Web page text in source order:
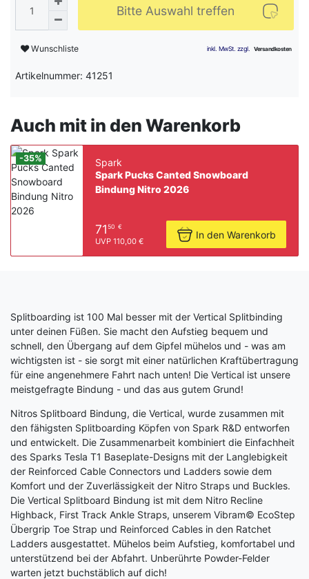
Bitte Auswahl treffen
Wunschliste
Artikelnummer: 41251
Auch mit in den Warenkorb
Spark
Spark Pucks Canted Snowboard
Bindung Nitro 2026
71 50 €
UVP 110,00 €
In den Warenkorb
-35%
Splitboarding ist 100 Mal besser mit der Vertical Splitbinding
unter deinen Füßen. Sie macht den Aufstieg bequem und
schnell, den Übergang auf dem Gipfel mühelos und - was am
wichtigsten ist - sie sorgt mit einer natürlichen Kraftübertragung
für eine angenehmere Fahrt nach unten! Die Vertical ist unsere
meistgefragte Bindung - und das aus gutem Grund!
Nitros Splitboard Bindung, die Vertical, wurde zusammen mit
den fähigsten Splitboarding Köpfen von Spark R&D entworfen
und entwickelt. Die Zusammenarbeit kombiniert die Einfachheit
des Sparks Tesla T1 Baseplate-Designs mit der Langlebigkeit
der Reinforced Cable Connectors und Ladders sowie dem
Komfort und der Zuverlässigkeit der Nitro Straps und Buckles.
Die Vertical Splitboard Bindung ist mit dem Nitro Recline
Highback, First Track Ankle Straps, unserem Vibram© EcoStep
Übergrip Toe Strap und Reinforced Cables in den Ratchet
Ladders ausgestattet. Mühelos beim Aufstieg, komfortabel und
unterstützend bei der Abfahrt. Unberührte Powder-Felder
warten jetzt buchstäblich auf dich!